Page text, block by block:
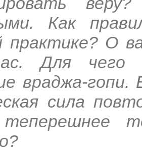
Как
практике? О
Для чего
враджа-гопи.
сила